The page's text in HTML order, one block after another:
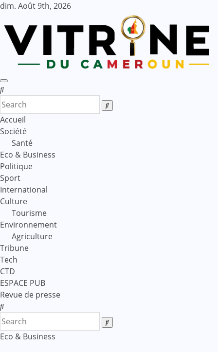
Skip
content
dim. Août 9th, 2026
Accueil
Société
Santé
Eco & Business
Politique
Sport
International
Culture
Tourisme
Environnement
Agriculture
Tribune
Tech
CTD
ESPACE PUB
Revue de presse
Eco & Business